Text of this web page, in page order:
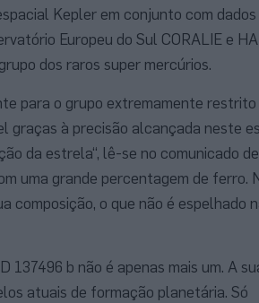
Kepler em conjunto com dados
Europeu do Sul CORALIE e
dos raros super mercúrios.
para o grupo extremamente restrito
graças à precisão alcançada neste
da estrela“, lê-se no comunicado de
uma grande percentagem de ferro.
composição, o que não é espelhado
137496 b não é apenas mais um. A
atuais de formação planetária. Só